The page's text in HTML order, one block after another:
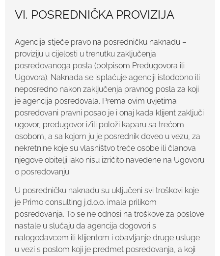
VI. POSREDNIČKA PROVIZIJA
Agencija stječe pravo na posredničku naknadu –
proviziju u cijelosti u trenutku zaključenja
posredovanoga posla (potpisom Predugovora ili
Ugovora). Naknada se isplaćuje agenciji istodobno ili
neposredno nakon zaključenja pravnog posla za koji
je agencija posredovala. Prema ovim uvjetima
posredovani pravni posao je i onaj kada klijent zaključi
ugovor, predugovor i/ili položi kaparu sa trećom
osobom, a sa kojom ju je posrednik doveo u vezu, za
nekretnine koje su vlasništvo treće osobe ili članova
njegove obitelji iako nisu izričito navedene na Ugovoru
o posredovanju.
U posredničku naknadu su uključeni svi troškovi koje
je Primo consulting j.d.o.o. imala prilikom
posredovanja. To se ne odnosi na troškove za poslove
nastale u slučaju da agencija dogovori s
nalogodavcem ili klijentom i obavljanje druge usluge
u vezi s poslom koji je predmet posredovanja, a koji